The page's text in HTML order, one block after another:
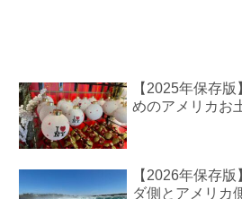
【2025年保存
めのアメリカお
【2026年保存
ダ側とアメリカ